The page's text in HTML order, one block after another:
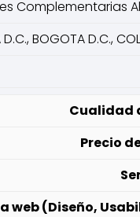
Complementarias
BOGOTA D.C.,
Cualidad
Precio
web (Diseño,